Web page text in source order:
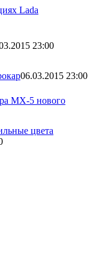
Lada
23:00
06.03.2015 23:00
MX-5 нового
цвета